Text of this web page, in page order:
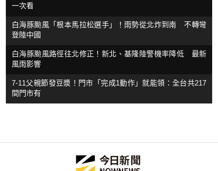
一次看
白海豚颱風「根本馬拉松選手」！雨勢從北炸到南 不轉彎
登陸中國
白海豚颱風路徑往北修正！新北、基隆陸警機率降低 最新
風雨影響
7-11父親節發豆漿！門市「完成1動作」就能領：全台共217
間門市有